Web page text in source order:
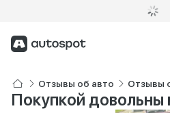
Отзывы об авто Отзывы
Покупкой довольны